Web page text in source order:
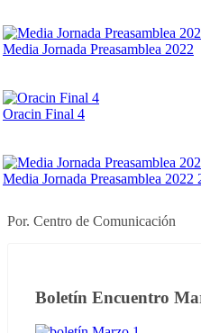
Media Jornada Preasamblea 2022
Oracin Final 4
Media Jornada Preasamblea 2022
Por. Centro de Comunicación
Boletín Encuentro